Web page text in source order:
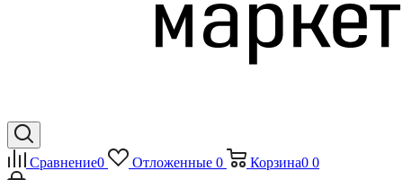
Сравнение0 Отложенные 0 Корзина0 0